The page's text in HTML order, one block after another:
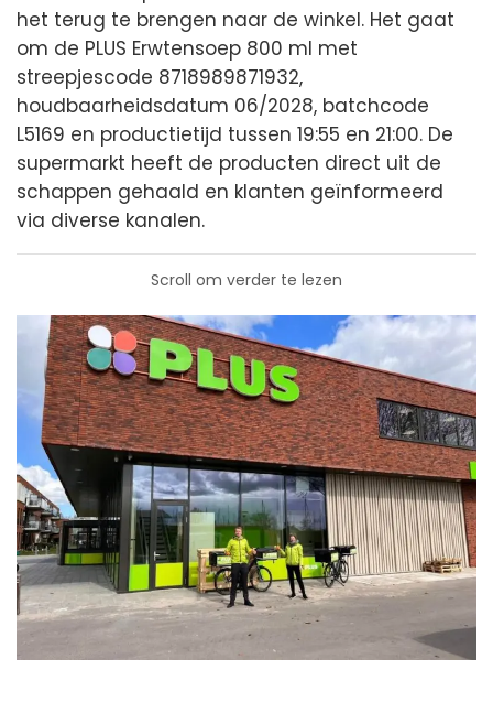
het terug te brengen naar de winkel. Het gaat
om de PLUS Erwtensoep 800 ml met
streepjescode 8718989871932,
houdbaarheidsdatum 06/2028, batchcode
L5169 en productietijd tussen 19:55 en 21:00. De
supermarkt heeft de producten direct uit de
schappen gehaald en klanten geïnformeerd
via diverse kanalen.
Scroll om verder te lezen